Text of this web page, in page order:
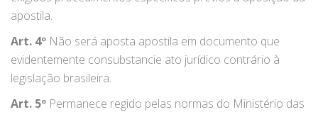
apostila.
Art. 4º Não será aposta apostila em documento que
evidentemente consubstancie ato jurídico contrário à
legislação brasileira.
Art. 5º Permanece regido pelas normas do Ministério das